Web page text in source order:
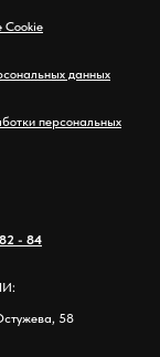
Cookie
данных
персональных
- 84
58